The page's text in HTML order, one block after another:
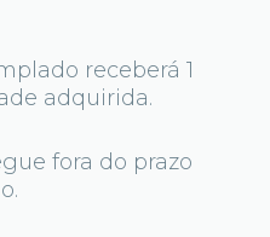
receberá 1
adquirida.
fora do prazo